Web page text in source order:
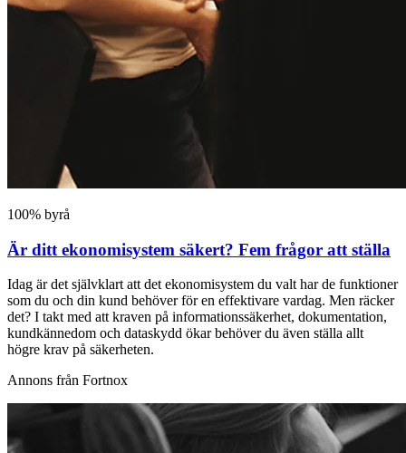
100% byrå
Är ditt ekonomisystem säkert? Fem frågor att ställa
Idag är det självklart att det ekonomisystem du valt har de funktioner
som du och din kund behöver för en effektivare vardag. Men räcker
det? I takt med att kraven på informationssäkerhet, dokumentation,
kundkännedom och dataskydd ökar behöver du även ställa allt
högre krav på säkerheten.
Annons från Fortnox